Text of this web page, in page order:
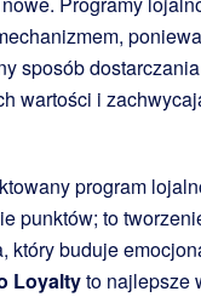
sposób dostarczania
wartości i
program
punktów; to
który buduje
Loyaltyto najlepsze